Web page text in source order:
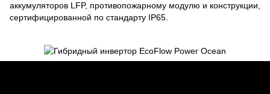
аккумуляторов LFP, противопожарному модулю и конструкции,
сертифицированной по стандарту IP65.